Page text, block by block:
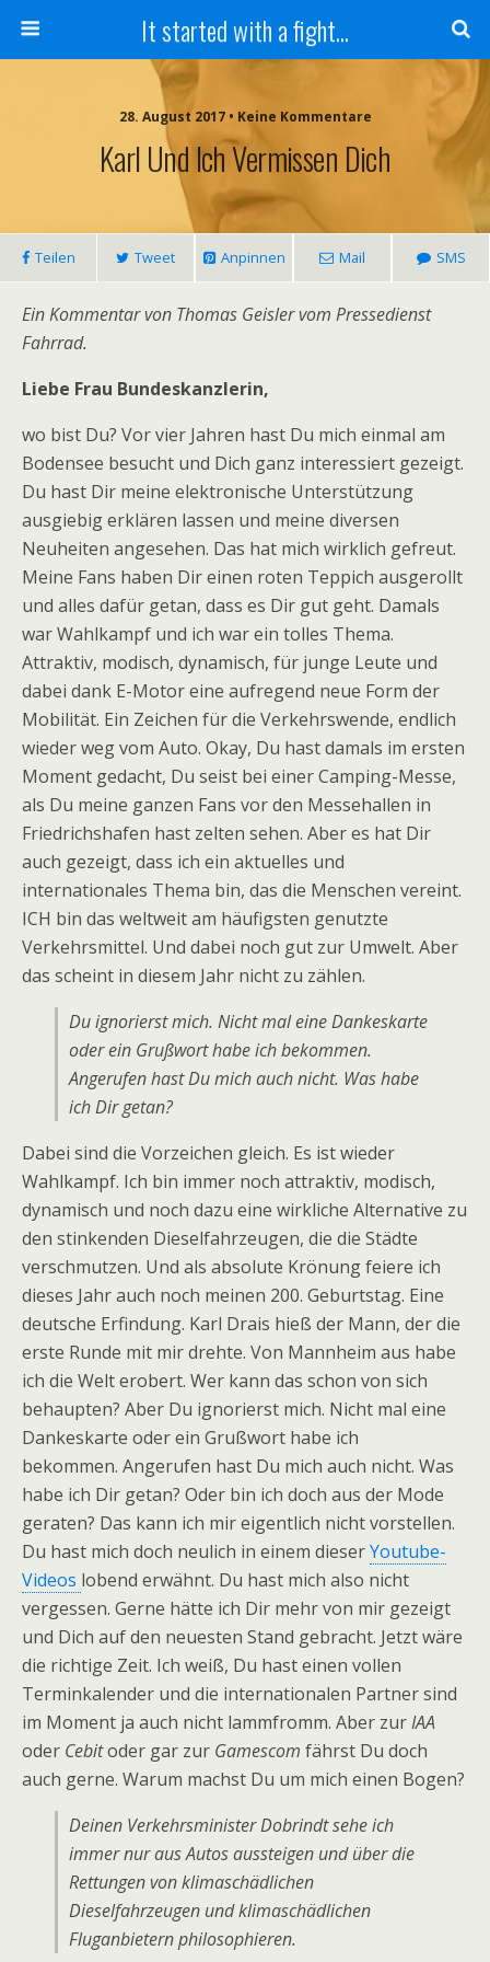
It started with a fight...
28. August 2017 • Keine Kommentare
Karl Und Ich Vermissen Dich
Teilen Tweet Anpinnen Mail SMS
Ein Kommentar von Thomas Geisler vom Pressedienst
Fahrrad.
Liebe Frau Bundeskanzlerin,
wo bist Du? Vor vier Jahren hast Du mich einmal am
Bodensee besucht und Dich ganz interessiert gezeigt.
Du hast Dir meine elektronische Unterstützung
ausgiebig erklären lassen und meine diversen
Neuheiten angesehen. Das hat mich wirklich gefreut.
Meine Fans haben Dir einen roten Teppich ausgerollt
und alles dafür getan, dass es Dir gut geht. Damals
war Wahlkampf und ich war ein tolles Thema.
Attraktiv, modisch, dynamisch, für junge Leute und
dabei dank E-Motor eine aufregend neue Form der
Mobilität. Ein Zeichen für die Verkehrswende, endlich
wieder weg vom Auto. Okay, Du hast damals im ersten
Moment gedacht, Du seist bei einer Camping-Messe,
als Du meine ganzen Fans vor den Messehallen in
Friedrichshafen hast zelten sehen. Aber es hat Dir
auch gezeigt, dass ich ein aktuelles und
internationales Thema bin, das die Menschen vereint.
ICH bin das weltweit am häufigsten genutzte
Verkehrsmittel. Und dabei noch gut zur Umwelt. Aber
das scheint in diesem Jahr nicht zu zählen.
Du ignorierst mich. Nicht mal eine Dankeskarte
oder ein Grußwort habe ich bekommen.
Angerufen hast Du mich auch nicht. Was habe
ich Dir getan?
Dabei sind die Vorzeichen gleich. Es ist wieder
Wahlkampf. Ich bin immer noch attraktiv, modisch,
dynamisch und noch dazu eine wirkliche Alternative zu
den stinkenden Dieselfahrzeugen, die die Städte
verschmutzen. Und als absolute Krönung feiere ich
dieses Jahr auch noch meinen 200. Geburtstag. Eine
deutsche Erfindung. Karl Drais hieß der Mann, der die
erste Runde mit mir drehte. Von Mannheim aus habe
ich die Welt erobert. Wer kann das schon von sich
behaupten? Aber Du ignorierst mich. Nicht mal eine
Dankeskarte oder ein Grußwort habe ich
bekommen. Angerufen hast Du mich auch nicht. Was
habe ich Dir getan? Oder bin ich doch aus der Mode
geraten? Das kann ich mir eigentlich nicht vorstellen.
Du hast mich doch neulich in einem dieserYoutube-
Videos lobend erwähnt. Du hast mich also nicht
vergessen. Gerne hätte ich Dir mehr von mir gezeigt
und Dich auf den neuesten Stand gebracht. Jetzt wäre
die richtige Zeit. Ich weiß, Du hast einen vollen
Terminkalender und die internationalen Partner sind
im Moment ja auch nicht lammfromm. Aber zurIAA
oder Cebitoder gar zur Gamescom fährst Du doch
auch gerne. Warum machst Du um mich einen Bogen?
Deinen Verkehrsminister Dobrindt sehe ich
immer nur aus Autos aussteigen und über die
Rettungen von klimaschädlichen
Dieselfahrzeugen und klimaschädlichen
Fluganbietern philosophieren.